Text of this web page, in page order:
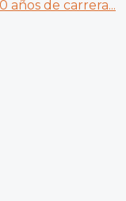
años de carrera...